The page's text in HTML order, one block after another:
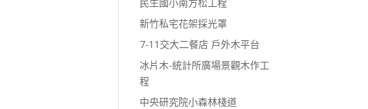
新竹私宅花架採光罩
7-11交大二餐店 戶外木平台
冰片木-統計所廣場景觀木作工
程
中央研究院小森林棧道